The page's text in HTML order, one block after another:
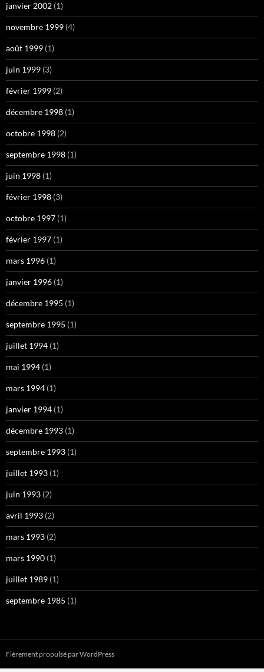
janvier 2002 (1)
novembre 1999 (4)
août 1999 (1)
juin 1999 (3)
février 1999 (2)
décembre 1998 (1)
octobre 1998 (2)
septembre 1998 (1)
juin 1998 (1)
février 1998 (3)
octobre 1997 (1)
février 1997 (1)
mars 1996 (1)
janvier 1996 (1)
décembre 1995 (1)
septembre 1995 (1)
juillet 1994 (1)
mai 1994 (1)
mars 1994 (1)
janvier 1994 (1)
décembre 1993 (1)
septembre 1993 (1)
juillet 1993 (1)
juin 1993 (2)
avril 1993 (2)
mars 1993 (2)
mars 1990 (1)
juillet 1989 (1)
septembre 1985 (1)
Fièrement propulsé par WordPress